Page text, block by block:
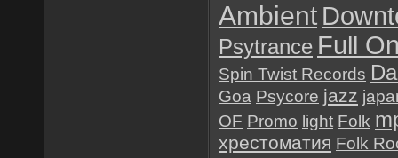
Ambient
Psytrance Full
Spin Twist Records
Goa Psycore jazz
OF Promo light Folk
хрестоматия Folk